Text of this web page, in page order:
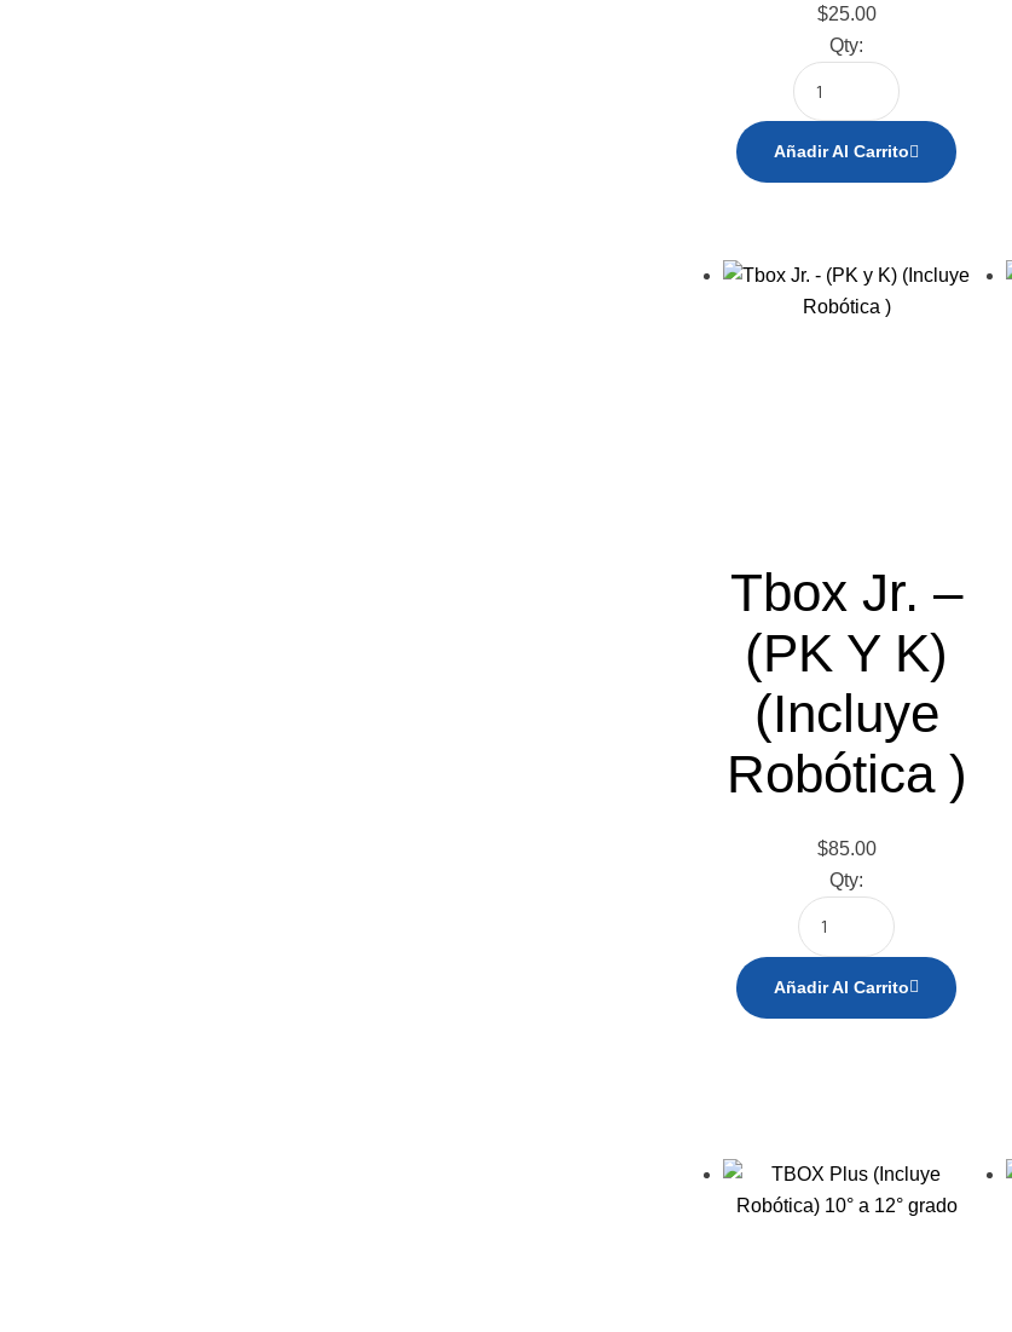
$25.00
Qty:
Añadir Al Carrito
Tbox Jr. –
(PK Y K)
(Incluye
Robótica )
$85.00
Qty:
Añadir Al Carrito